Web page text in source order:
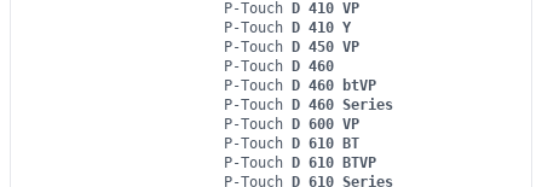
P-Touch D 410 VP
P-Touch D 410 Y
P-Touch D 450 VP
P-Touch D 460
P-Touch D 460 btVP
P-Touch D 460 Series
P-Touch D 600 VP
P-Touch D 610 BT
P-Touch D 610 BTVP
P-Touch D 610 Series